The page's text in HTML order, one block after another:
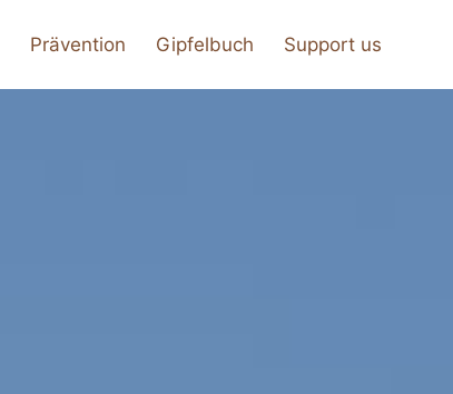
Prävention Gipfelbuch Support us